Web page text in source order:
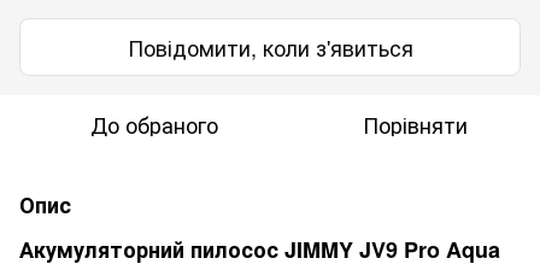
Повідомити, коли з'явиться
До обраного Порівняти
Опис
Акумуляторний пилосос JIMMY JV9 Pro Aqua